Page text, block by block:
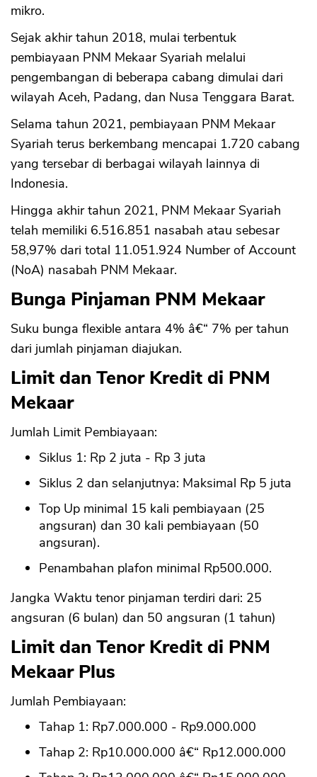
mikro.
Sejak akhir tahun 2018, mulai terbentuk
pembiayaan PNM Mekaar Syariah melalui
pengembangan di beberapa cabang dimulai dari
wilayah Aceh, Padang, dan Nusa Tenggara Barat.
Selama tahun 2021, pembiayaan PNM Mekaar
Syariah terus berkembang mencapai 1.720 cabang
yang tersebar di berbagai wilayah lainnya di
Indonesia.
Hingga akhir tahun 2021, PNM Mekaar Syariah
telah memiliki 6.516.851 nasabah atau sebesar
58,97% dari total 11.051.924 Number of Account
(NoA) nasabah PNM Mekaar.
Bunga Pinjaman PNM Mekaar
Suku bunga flexible antara 4% â€“ 7% per tahun
dari jumlah pinjaman diajukan.
Limit dan Tenor Kredit di PNM
Mekaar
Jumlah Limit Pembiayaan:
Siklus 1: Rp 2 juta - Rp 3 juta
Siklus 2 dan selanjutnya: Maksimal Rp 5 juta
Top Up minimal 15 kali pembiayaan (25
angsuran) dan 30 kali pembiayaan (50
angsuran).
Penambahan plafon minimal Rp500.000.
Jangka Waktu tenor pinjaman terdiri dari: 25
angsuran (6 bulan) dan 50 angsuran (1 tahun)
Limit dan Tenor Kredit di PNM
Mekaar Plus
Jumlah Pembiayaan:
Tahap 1: Rp7.000.000 - Rp9.000.000
Tahap 2: Rp10.000.000 â€“ Rp12.000.000